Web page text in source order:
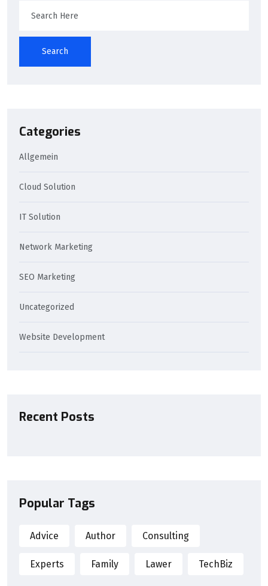
Search
Categories
Allgemein
Cloud Solution
IT Solution
Network Marketing
SEO Marketing
Uncategorized
Website Development
Recent Posts
Popular Tags
Advice Author Consulting
Experts Family Lawer TechBiz